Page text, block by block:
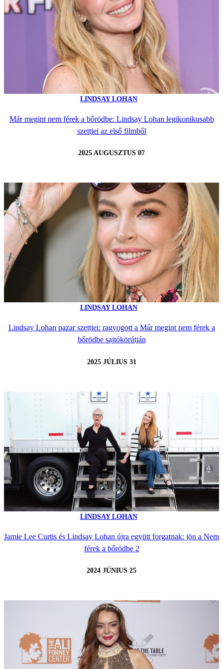
LINDSAY LOHAN
Már megint nem férek a bőrödbe: Lindsay Lohan legikonikusabb
szettjei az első filmből
2025 AUGUSZTUS 07
LINDSAY LOHAN
Lindsay Lohan pazar szettjei: ragyogott a Már megint nem férek a
bőrödbe sajtókörútján
2025 JÚLIUS 31
LINDSAY LOHAN
Jamie Lee Curtis és Lindsay Lohan újra együtt forgatnak: jön a Nem
férek a bőrödbe 2
2024 JÚNIUS 25